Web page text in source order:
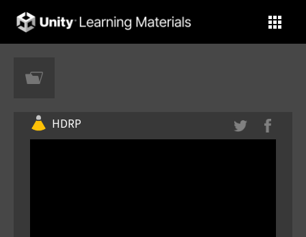
Unity Learning Materials
HDRP